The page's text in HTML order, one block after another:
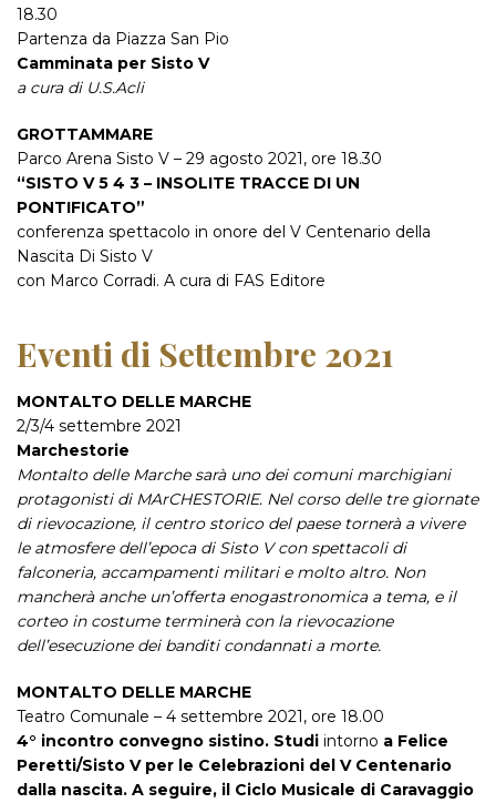
18.30
Partenza da Piazza San Pio
Camminata per Sisto V
a cura di U.S.Acli
GROTTAMMARE
Parco Arena Sisto V – 29 agosto 2021, ore 18.30
“SISTO V 5 4 3 – INSOLITE TRACCE DI UN
PONTIFICATO”
conferenza spettacolo in onore del V Centenario della
Nascita Di Sisto V
con Marco Corradi. A cura di FAS Editore
Eventi di Settembre 2021
MONTALTO DELLE MARCHE
2/3/4 settembre 2021
Marchestorie
Montalto delle Marche sarà uno dei comuni marchigiani
protagonisti di MArCHESTORIE. Nel corso delle tre giornate
di rievocazione, il centro storico del paese tornerà a vivere
le atmosfere dell’epoca di Sisto V con spettacoli di
falconeria, accampamenti militari e molto altro. Non
mancherà anche un’offerta enogastronomica a tema, e il
corteo in costume terminerà con la rievocazione
dell’esecuzione dei banditi condannati a morte.
MONTALTO DELLE MARCHE
Teatro Comunale – 4 settembre 2021, ore 18.00
4° incontro convegno sistino. Studi intorno a Felice
Peretti/Sisto V per le Celebrazioni del V Centenario
dalla nascita. A seguire, il Ciclo Musicale di Caravaggio